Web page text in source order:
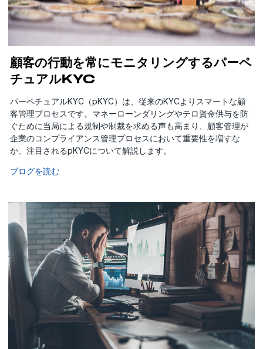
顧客の行動を常にモニタリングするパーペ
チュアルKYC
パーペチュアルKYC（pKYC）は、従来のKYCよりスマートな顧
客管理プロセスです。マネーローンダリングやテロ資金供与を防
ぐために当局による規制や制裁を求める声も高まり、顧客管理が
企業のコンプライアンス管理プロセスにおいて重要性を増すな
か、注目されるpKYCについて解説します。
ブログを読む